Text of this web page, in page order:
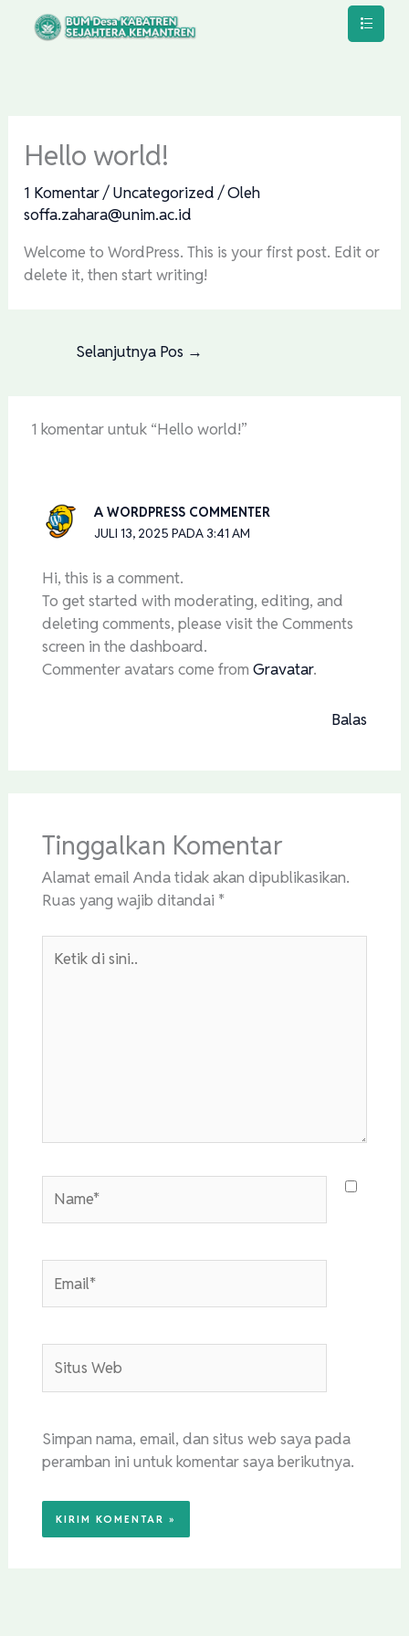
Lewati
Hello world!
1 Komentar/Uncategorized / Oleh
soffa.zahara@unim.ac.id
Welcome to WordPress. This is your first post. Edit or
delete it, then start writing!
Selanjutnya Pos →
1 komentar untuk “Hello world!”
A WORDPRESS COMMENTER
JULI 13, 2025 PADA 3:41 AM
Hi, this is a comment.
To get started with moderating, editing, and
deleting comments, please visit the Comments
screen in the dashboard.
Commenter avatars come from Gravatar.
Balas
Tinggalkan Komentar
Alamat email Anda tidak akan dipublikasikan.
Ruas yang wajib ditandai *
Web
Simpan nama, email, dan situs web saya pada
peramban ini untuk komentar saya berikutnya.